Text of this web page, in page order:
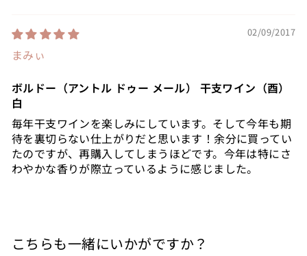
02/09/2017
まみぃ
ボルドー（アントル ドゥー メール） 干支ワイン（酉）
白
毎年干支ワインを楽しみにしています。そして今年も期
待を裏切らない仕上がりだと思います！余分に買ってい
たのですが、再購入してしまうほどです。今年は特にさ
わやかな香りが際立っているように感じました。
こちらも一緒にいかがですか？